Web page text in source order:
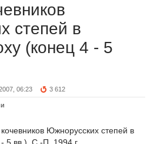
степей в
(конец 4 - 5
06:23 3 612
Южнорусских степей в